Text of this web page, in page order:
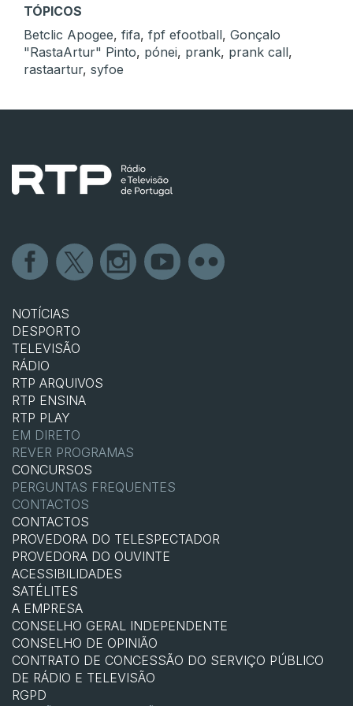
TÓPICOS
Betclic Apogee, fifa, fpf efootball, Gonçalo
"RastaArtur" Pinto, pónei, prank, prank call,
rastaartur, syfoe
NOTÍCIAS
DESPORTO
TELEVISÃO
RÁDIO
RTP ARQUIVOS
RTP ENSINA
RTP PLAY
EM DIRETO
REVER PROGRAMAS
CONCURSOS
PERGUNTAS FREQUENTES
CONTACTOS
CONTACTOS
PROVEDORA DO TELESPECTADOR
PROVEDORA DO OUVINTE
ACESSIBILIDADES
SATÉLITES
A EMPRESA
CONSELHO GERAL INDEPENDENTE
CONSELHO DE OPINIÃO
CONTRATO DE CONCESSÃO DO SERVIÇO PÚBLICO
DE RÁDIO E TELEVISÃO
RGPD